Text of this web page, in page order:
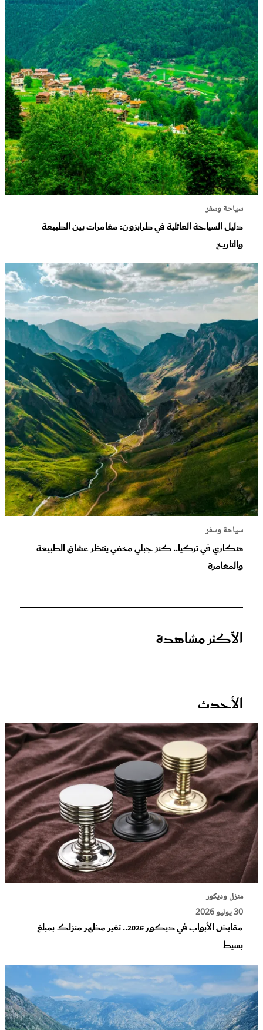
سياحة وسفر
دليل السياحة العائلية في طرابزون: مغامرات بين الطبيعة
والتاريخ
سياحة وسفر
هكاري في تركيا.. كنز جبلي مخفي ينتظر عشاق الطبيعة
والمغامرة
الأكثر مشاهدة
الأحدث
منزل وديكور
30 يوليو 2026
مقابض الأبواب في ديكور 2026.. تغير مظهر منزلك بمبلغ
بسيط